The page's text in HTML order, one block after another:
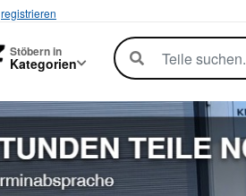
registrieren
Stöbern in
Kategorien